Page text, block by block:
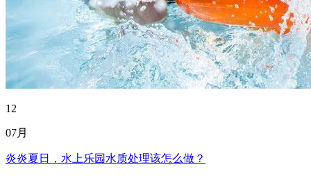
12
07月
炎炎夏日，水上乐园水质处理该怎么做？